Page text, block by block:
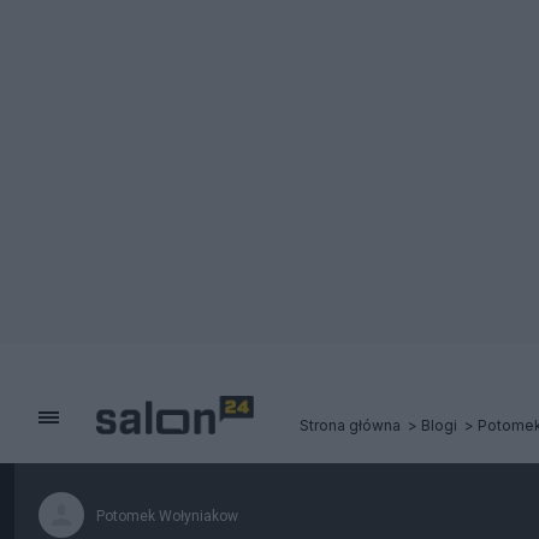
Strona główna Blogi
Potomek Wołyniakow